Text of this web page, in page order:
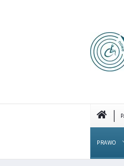
PRAWO